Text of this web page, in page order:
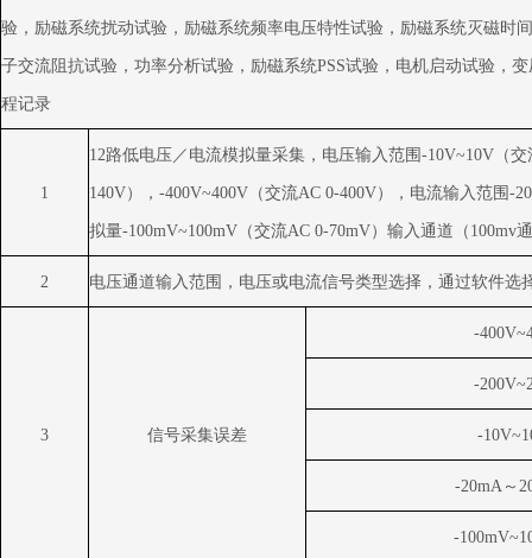
验，励磁系统扰动试验，励磁系统频率电压特性试验，励磁系统灭磁时
子交流阻抗试验，功率分析试验，励磁系统PSS试验，电机启动试验，
程记录
1
12路低电压／电流模拟量采集，电压输入范围 -10V~10V （
140V）， -400V~400V （交流AC 0-400V），电流输入范围 -
拟量-100mV~100mV （交流AC 0-70mV）输入通道（ 100mv
2 电压通道输入范围，电压或电流信号类型选择，通过软件选
3 信号采集误差
-
-
-
-20mA ～
-